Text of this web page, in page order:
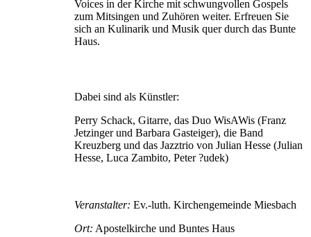
Voices in der Kirche mit schwungvollen Gospels
zum Mitsingen und Zuhören weiter. Erfreuen Sie
sich an Kulinarik und Musik quer durch das Bunte
Haus.
Dabei sind als Künstler:
Perry Schack, Gitarre, das Duo WisAWis (Franz
Jetzinger und Barbara Gasteiger), die Band
Kreuzberg und das Jazztrio von Julian Hesse (Julian
Hesse, Luca Zambito, Peter ?udek)
Veranstalter: Ev.-luth. Kirchengemeinde Miesbach
Ort: Apostelkirche und Buntes Haus